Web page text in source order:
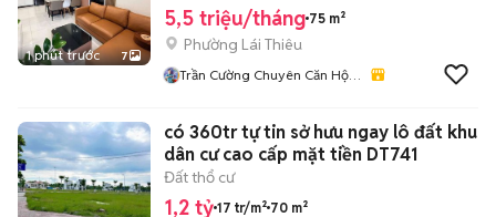
1 phút trước 7
5,5 triệu/tháng 75 m²
Phường Lái Thiêu
Trần Cường Chuyên Căn Hộ
có 360tr tự tin sở hưu ngay lô đất khu
dân cư cao cấp mặt tiền DT741
Đất thổ cư
1,2 tỷ 17 tr/m² 70 m²